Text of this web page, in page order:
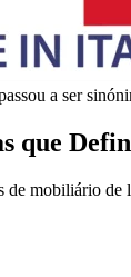
a ser
que
de mobiliário de